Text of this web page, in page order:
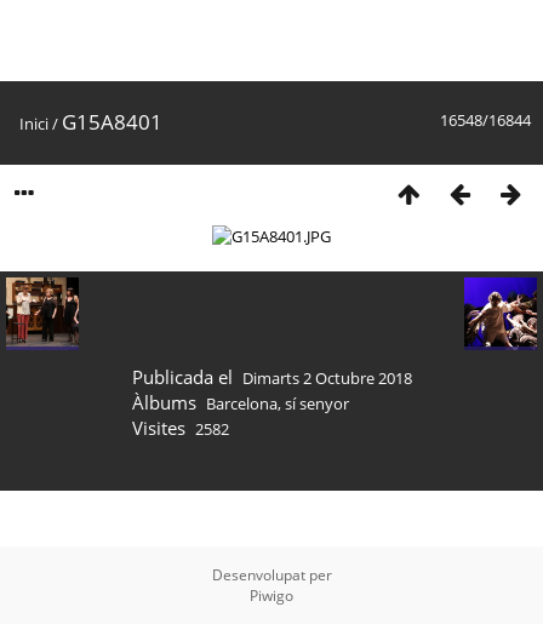
16548/16844
Inici/ G15A8401
Publicada el Dimarts 2 Octubre 2018
Àlbums Barcelona, sí senyor
Visites 2582
Desenvolupat per
Piwigo